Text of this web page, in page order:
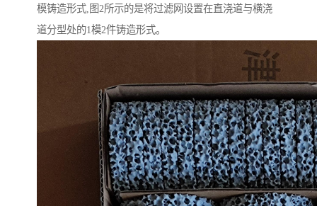
模铸造形式,图2所示的是将过滤网设置在直浇道与横浇
道分型处的1模2件铸造形式。